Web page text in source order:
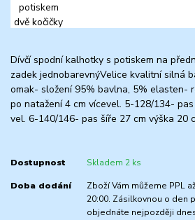
Dívčí spodní kalhotky s potiskem na
zadek jednobarevnýVelice kvalitní silná
omak- složení 95% bavlna, 5% elasten-
po natažení 4 cm vícevel. 5-128/134-
vel. 6-140/146- pas šíře 27 cm výška 20
Dostupnost Skladem 2 ks
Doba dodání
Zboží Vám můžeme PPL
20:00. Zásilkovnou o den
objednáte nejpozději